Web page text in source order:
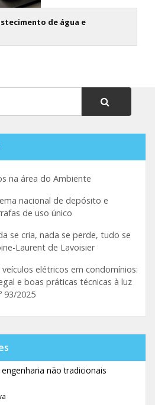
de água e
na área do Ambiente
nacional de depósito e
de uso único
se cria, nada se perde, tudo se
Laurent de Lavoisier
elétricos em condomínios:
e boas práticas técnicas à luz
93/2025
não tradicionais